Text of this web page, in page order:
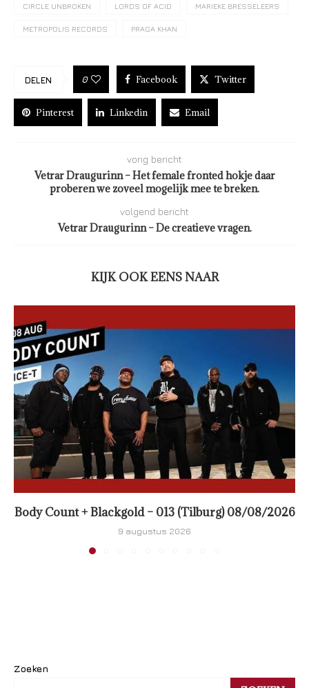
CIRCLE UNBROKEN LORDS OF ACID MARIEKE BRESSELEERS
METROPOLIS RECORDS PRAGA KHAN
DELEN 0 Facebook Twitter
Pinterest Linkedin Email
vorig bericht
Vetrar Draugurinn – Het female fronted hokje daar
proberen we zoveel mogelijk mee te breken.
volgend bericht
Vetrar Draugurinn – De creatieve vragen.
KIJK OOK EENS NAAR
Body Count + Blackgold – 013 (Tilburg) 08/08/2026
9 augustus 2026
Zoeken